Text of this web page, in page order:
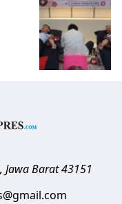
, Jawa Barat 43151